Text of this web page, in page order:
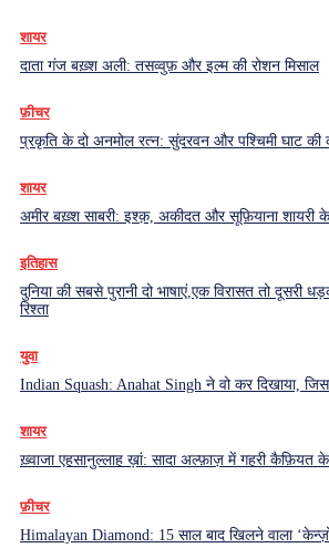
शायर
दाता गंज बख़्श अली: तसव्वुफ़ और इल्म की रोशन मिसाल
फ़ीचर
प्रकृति के दो अनमोल रत्न: सुंदरवन और पश्चिमी घाट की
शायर
अमीर बख़्श साबरी: इश्क़, अकीदत और सूफ़ियाना शायरी
इतिहास
दुनिया की सबसे पुरानी दो भाषाएं,एक विरासत तो दूसरी
रिश्ता
युवा
Indian Squash: Anahat Singh ने वो कर दिखाया,
शायर
ख़्वाजा एहसानुल्लाह ख़ां: सादा अल्फ़ाज़ में गहरी कैफ़ियत
फ़ीचर
Himalayan Diamond: 15 साल बाद खिलने वाला